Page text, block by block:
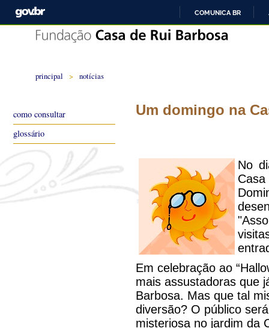
COMUNICA BR
principal > notícias
Um domingo na
No
Casa
Em celebração ao
mais assustadoras que
Barbosa. Mas que tal
diversão? O público
misteriosa no jardim da
como consultar
glossário